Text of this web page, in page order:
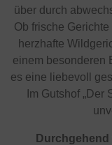
über durch
Ob frische
herzhafte
einem besonderen
es eine liebevoll
Im Gutshof
Durchgehend